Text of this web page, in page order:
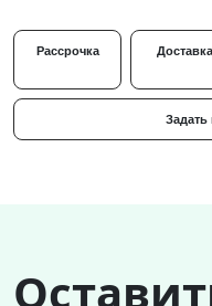
Рассрочка Доставка
Задать